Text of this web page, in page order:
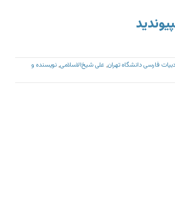
فارسی دانشگاه تهران علی شیخ‌الاسلامی نویسنده و